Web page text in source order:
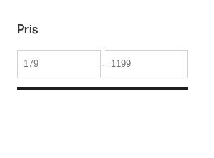
Pris
-